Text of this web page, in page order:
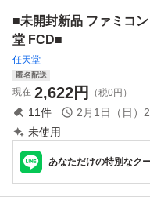
■未開封新品 ファミコ
堂 FCD■
任天堂
匿名配送
現在 2,622円 （税0円）
11件 2月1日（日）
未使用
あなただけの特別なク